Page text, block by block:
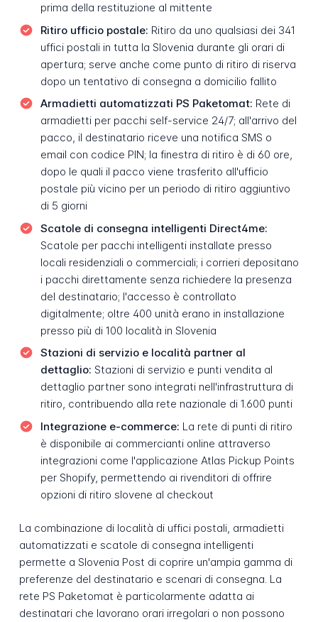
prima della restituzione al mittente
Ritiro ufficio postale: Ritiro da uno qualsiasi dei 341
uffici postali in tutta la Slovenia durante gli orari di
apertura; serve anche come punto di ritiro di riserva
dopo un tentativo di consegna a domicilio fallito
Armadietti automatizzati PS Paketomat: Rete di
armadietti per pacchi self-service 24/7; all'arrivo del
pacco, il destinatario riceve una notifica SMS o
email con codice PIN; la finestra di ritiro è di 60 ore,
dopo le quali il pacco viene trasferito all'ufficio
postale più vicino per un periodo di ritiro aggiuntivo
di 5 giorni
Scatole di consegna intelligenti Direct4me:
Scatole per pacchi intelligenti installate presso
locali residenziali o commerciali; i corrieri depositano
i pacchi direttamente senza richiedere la presenza
del destinatario; l'accesso è controllato
digitalmente; oltre 400 unità erano in installazione
presso più di 100 località in Slovenia
Stazioni di servizio e località partner al
dettaglio: Stazioni di servizio e punti vendita al
dettaglio partner sono integrati nell'infrastruttura di
ritiro, contribuendo alla rete nazionale di 1.600 punti
Integrazione e-commerce: La rete di punti di ritiro
è disponibile ai commercianti online attraverso
integrazioni come l'applicazione Atlas Pickup Points
per Shopify, permettendo ai rivenditori di offrire
opzioni di ritiro slovene al checkout
La combinazione di località di uffici postali, armadietti
automatizzati e scatole di consegna intelligenti
permette a Slovenia Post di coprire un'ampia gamma di
preferenze del destinatario e scenari di consegna. La
rete PS Paketomat è particolarmente adatta ai
destinatari che lavorano orari irregolari o non possono